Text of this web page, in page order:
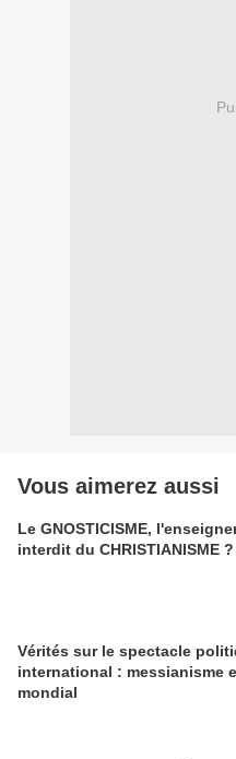
Vous aimerez aussi
Le GNOSTICISME,
interdit du CHRISTIANISME ?
Vérités sur le spectacle
international : messianisme
mondial